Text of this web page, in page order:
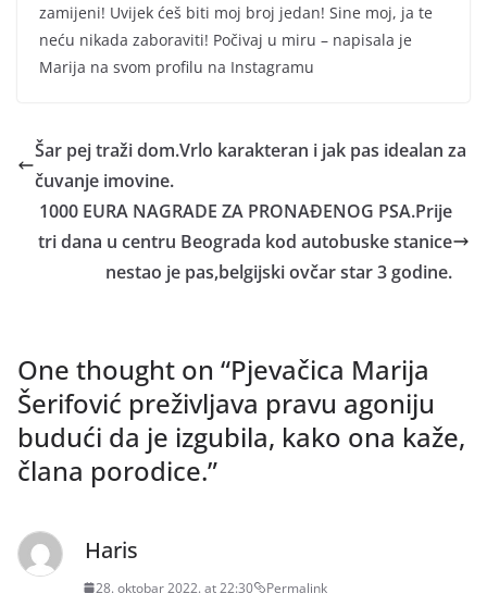
zamijeni! Uvijek ćeš biti moj broj jedan! Sine moj, ja te
neću nikada zaboraviti! Počivaj u miru – napisala je
Marija na svom profilu na Instagramu
Šar pej traži dom.Vrlo karakteran i jak pas idealan za
čuvanje imovine.
1000 EURA NAGRADE ZA PRONAĐENOG PSA.Prije
tri dana u centru Beograda kod autobuske stanice
nestao je pas,belgijski ovčar star 3 godine.
One thought on “Pjevačica Marija
Šerifović preživljava pravu agoniju
budući da je izgubila, kako ona kaže,
člana porodice.”
Haris
28. oktobar 2022. at 22:30 Permalink